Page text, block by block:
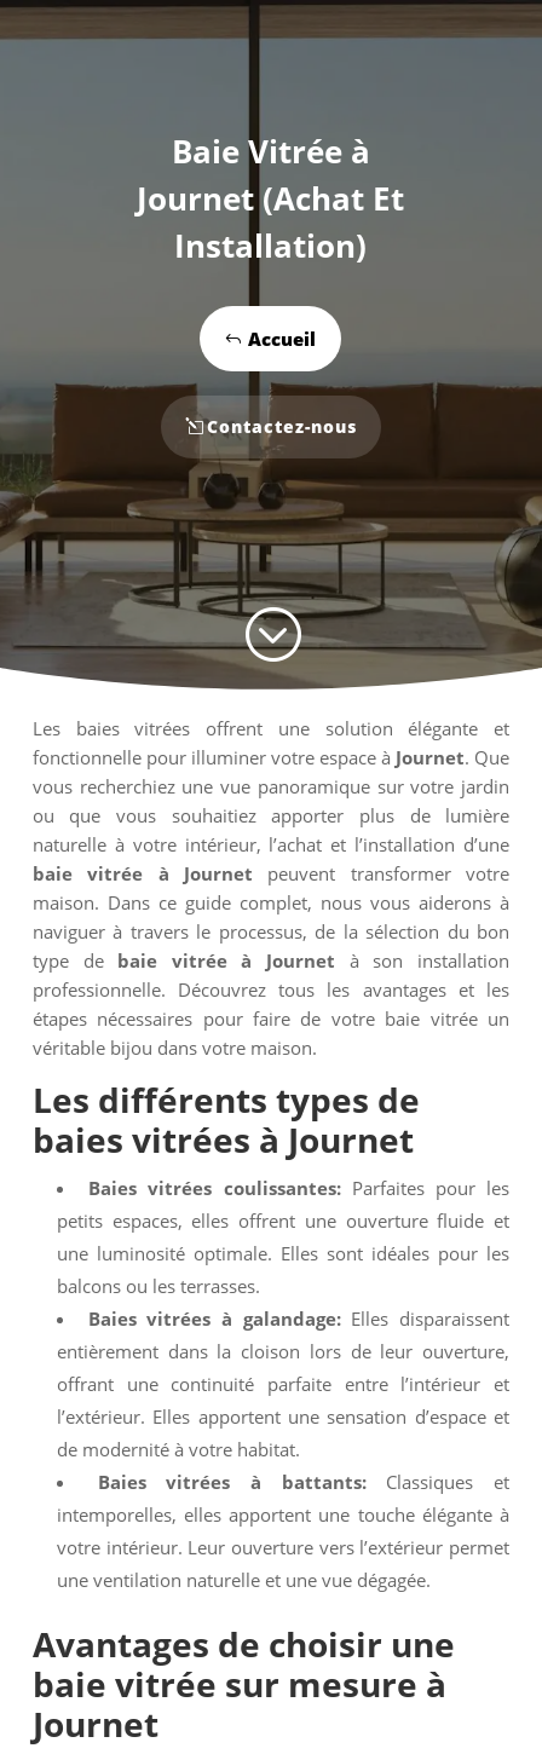
Baie Vitrée à
Journet (Achat Et
Installation)
Accueil
Contactez-nous
;
Les baies vitrées offrent une solution élégante et
fonctionnelle pour illuminer votre espace à Journet. Que
vous recherchiez une vue panoramique sur votre jardin
ou que vous souhaitiez apporter plus de lumière
naturelle à votre intérieur, l’achat et l’installation d’une
baie vitrée à Journet peuvent transformer votre
maison. Dans ce guide complet, nous vous aiderons à
naviguer à travers le processus, de la sélection du bon
type de baie vitrée à Journet à son installation
professionnelle. Découvrez tous les avantages et les
étapes nécessaires pour faire de votre baie vitrée un
véritable bijou dans votre maison.
Les différents types de
baies vitrées à Journet
Baies vitrées coulissantes:Parfaites pour les
petits espaces, elles offrent une ouverture fluide et
une luminosité optimale. Elles sont idéales pour les
balcons ou les terrasses.
Baies vitrées à galandage:Elles disparaissent
entièrement dans la cloison lors de leur ouverture,
offrant une continuité parfaite entre l’intérieur et
l’extérieur. Elles apportent une sensation d’espace et
de modernité à votre habitat.
Baies vitrées à battants:Classiques et
intemporelles, elles apportent une touche élégante à
votre intérieur. Leur ouverture vers l’extérieur permet
une ventilation naturelle et une vue dégagée.
Avantages de choisir une
baie vitrée sur mesure à
Journet